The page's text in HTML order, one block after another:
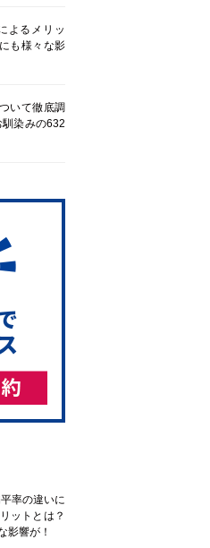
よるメリッ
も様々な影
いて徹底調
染みの632
率の違いに
ットとは？
影響が！